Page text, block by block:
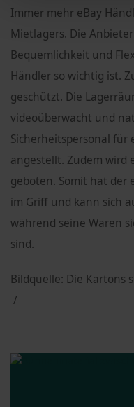
Immer mehr eBay
Mietlagers. Die
Bequemlichkeit und
Händler so wichtig ist.
geschützt. Die
videoüberwacht und
Sicherheitspersonal für
angestellt. Zudem wird
geboten. Somit hat der
im Griff und kann sich
während seine Waren
sind.
Bildquelle: Die Kartons
/